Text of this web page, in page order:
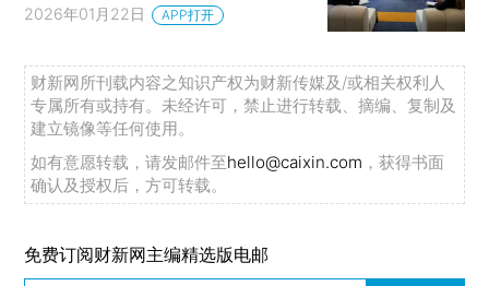
2026年01月22日 APP打开
财新网所刊载内容之知识产权为财新传媒及/或相关权利人
专属所有或持有。未经许可，禁止进行转载、摘编、复制及
建立镜像等任何使用。
如有意愿转载，请发邮件至hello@caixin.com ，获得书面
确认及授权后，方可转载。
免费订阅财新网主编精选版电邮